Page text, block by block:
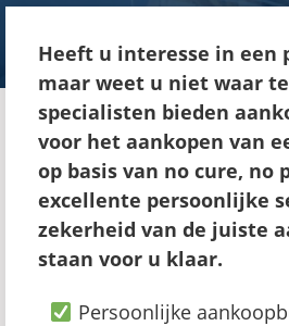
Heeft u interesse in een
maar weet u niet waar
specialisten bieden
voor het aankopen van
op basis van no cure, no
excellente persoonlijke
zekerheid van de juiste
staan voor u klaar.
Persoonlijke